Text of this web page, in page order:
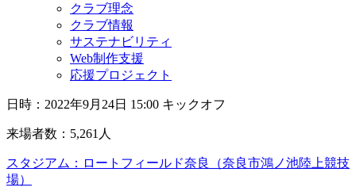
クラブ理念
クラブ情報
サステナビリティ
Web制作支援
応援プロジェクト
日時：2022年9月24日 15:00 キックオフ
来場者数：5,261人
スタジアム：ロートフィールド奈良（奈良市鴻ノ池陸上競技
場）